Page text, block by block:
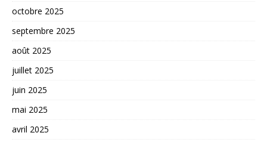
octobre 2025
septembre 2025
août 2025
juillet 2025
juin 2025
mai 2025
avril 2025